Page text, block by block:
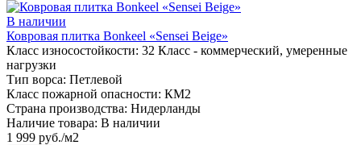
В наличии
Ковровая плитка Bonkeel «Sensei Beige»
Класс износостойкости: 32 Класс - коммерческий, умеренные
нагрузки
Тип ворса: Петлевой
Класс пожарной опасности: КМ2
Страна производства: Нидерланды
Наличие товара: В наличии
1 999 руб./м2